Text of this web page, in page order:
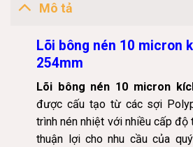
Mô tả
Lõi bông nén 10 micron
254mm
Lõi bông nén 10 micron
được cấu tạo từ các sợi
trình nén nhiệt với nhiều cấp độ
thuận lợi cho nhu cầu của